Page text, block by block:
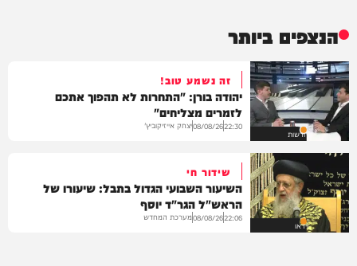
הנצפים ביותר
חדשות
זה נשמע טוב!
יהודה בורן: "התחרות לא תהפוך אתכם
לזמרים מצליחים"
22:30
08/08/26יצחק אייזיקוביץ'
וידאו
שידור חי
השיעור השבועי הגדול בתבל: שיעורו של
הראש"ל הגר"ד יוסף
22:06
08/08/26מערכת המחדש